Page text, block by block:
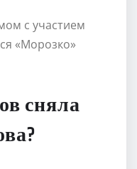
с участием
«Морозко»
сняла